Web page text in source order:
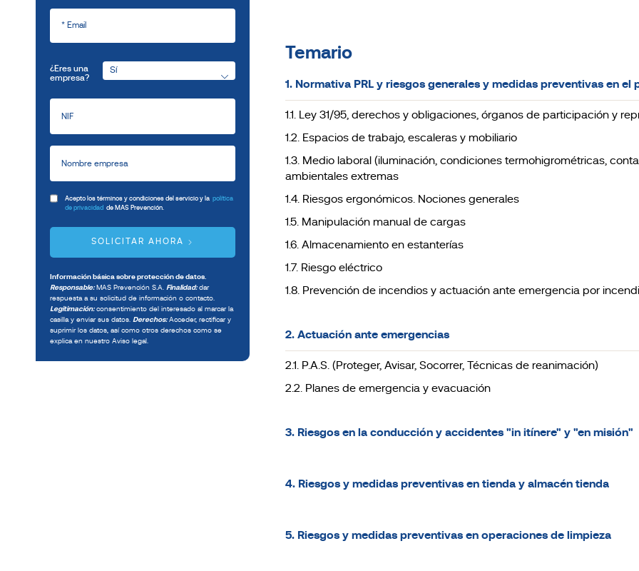
¿Eres una
empresa?
Acepto los términos y condiciones del servicio y la política
de privacidad de MAS Prevención.
SOLICITAR AHORA
Información básica sobre protección de datos.
Responsable: MAS Prevención S.A. Finalidad: dar
respuesta a su solicitud de información o contacto.
Legitimación: consentimiento del interesado al marcar la
casilla y enviar sus datos. Derechos: Acceder, rectificar y
suprimir los datos, así como otros derechos como se
explica en nuestro Aviso legal.
Temario
1. Normativa PRL y riesgos generales y medidas preventivas en el
1.1. Ley 31/95, derechos y obligaciones, órganos de participación y
1.2. Espacios de trabajo, escaleras y mobiliario
1.3. Medio laboral (iluminación, condiciones termohigrométricas,
ambientales extremas
1.4. Riesgos ergonómicos. Nociones generales
1.5. Manipulación manual de cargas
1.6. Almacenamiento en estanterías
1.7. Riesgo eléctrico
1.8. Prevención de incendios y actuación ante emergencia por
2. Actuación ante emergencias
2.1. P.A.S. (Proteger, Avisar, Socorrer, Técnicas de reanimación)
2.2. Planes de emergencia y evacuación
3. Riesgos en la conducción y accidentes "in itínere" y "en misión"
4. Riesgos y medidas preventivas en tienda y almacén tienda
5. Riesgos y medidas preventivas en operaciones de limpieza